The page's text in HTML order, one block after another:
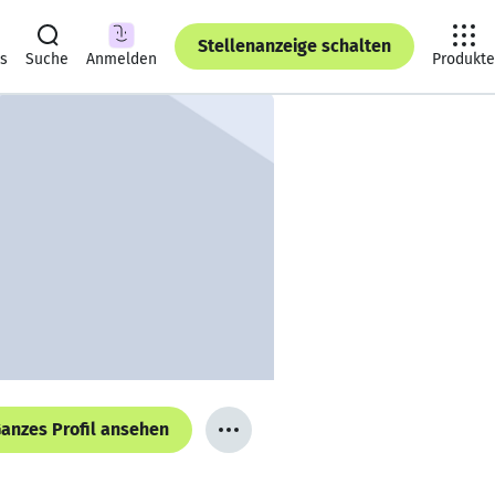
Suche Anmelden
Stellenanzeige schalten
Produkte
Profil ansehen